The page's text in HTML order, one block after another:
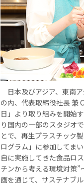
日本及びアジア、東南
の内、代表取締役社長 兼
日」より取り組みを開始
り国内の一部のスタジオ
とで、再生プラスチック
ログラム」に参加してま
自に実施してきた食品ロ
チンから考える環境対策
画を通じて、サステナブ